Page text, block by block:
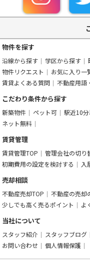
物件を探す
沿線から探す 学区から探す
物件リクエスト
お気に入り一
賃貸よくある質問
不動産用語
こだわり条件から探す
新築物件 ペット可 駅近10
ネット無料
賃貸管理
賃貸管理TOP 管理会社の切り
初期費用の設定を検討する
入
売却相談
不動産売却TOP 不動産の売却
少しでも高く売るポイント
よ
当社について
スタッフ紹介 スタッフブログ
お問い合わせ
個人情報保護